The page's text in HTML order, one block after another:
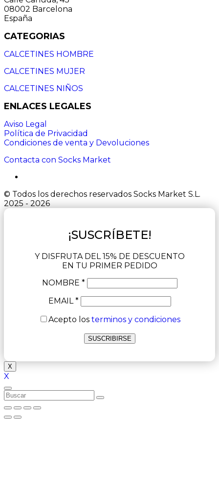
08002 Barcelona
España
CATEGORIAS
CALCETINES HOMBRE
CALCETINES MUJER
CALCETINES NIÑOS
ENLACES LEGALES
Aviso Legal
Política de Privacidad
Condiciones de venta y Devoluciones
Contacta con Socks Market
© Todos los derechos reservados Socks Market S.L.
2025 - 2026
¡SUSCRÍBETE!
Y DISFRUTA DEL 15% DE DESCUENTO
EN TU PRIMER PEDIDO
NOMBRE *
EMAIL *
Acepto los terminos y condiciones
X
X